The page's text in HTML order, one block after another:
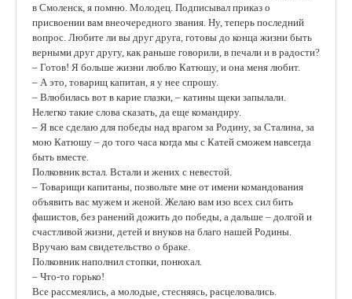
в Смоленск, я помню. Молодец. Подписывал приказ о
присвоении вам внеочередного звания. Ну, теперь последний
вопрос. Любите ли вы друг друга, готовы до конца жизни быть
верными друг другу, как раньше говорили, в печали и в радости?
– Готов! Я больше жизни люблю Катюшу, и она меня любит.
– А это, товарищ капитан, я у нее спрошу.
– Влюбилась вот в карие глазки, – катины щеки запылали.
Нелегко такие слова сказать, да еще командиру.
– Я все сделаю для победы над врагом за Родину, за Сталина, за
мою Катюшу – до того часа когда мы с Катей сможем навсегда
быть вместе.
Полковник встал. Встали и жених с невестой.
– Товарищи капитаны, позвольте мне от имени командования
объявить вас мужем и женой. Желаю вам изо всех сил бить
фашистов, без ранений дожить до победы, а дальше – долгой и
счастливой жизни, детей и внуков на благо нашей Родины.
Вручаю вам свидетельство о браке.
Полковник наполнил стопки, понюхал.
– Что-то горько!
Все рассмеялись, а молодые, стесняясь, расцеловались.